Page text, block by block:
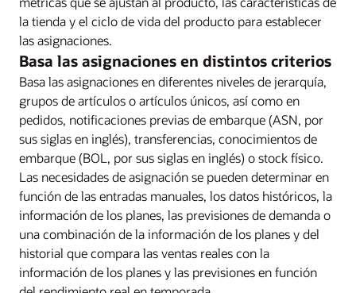
la tienda y el ciclo de vida del producto para establecer
las asignaciones.
Basa las asignaciones en distintos criterios
Basa las asignaciones en diferentes niveles de jerarquía,
grupos de artículos o artículos únicos, así como en
pedidos, notificaciones previas de embarque (ASN, por
sus siglas en inglés), transferencias, conocimientos de
embarque (BOL, por sus siglas en inglés) o stock físico.
Las necesidades de asignación se pueden determinar en
función de las entradas manuales, los datos históricos, la
información de los planes, las previsiones de demanda o
una combinación de la información de los planes y del
historial que compara las ventas reales con la
información de los planes y las previsiones en función